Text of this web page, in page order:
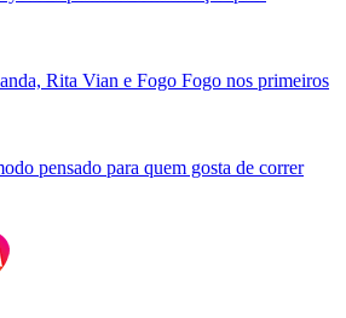
Rita Vian e Fogo Fogo nos primeiros
pensado para quem gosta de correr